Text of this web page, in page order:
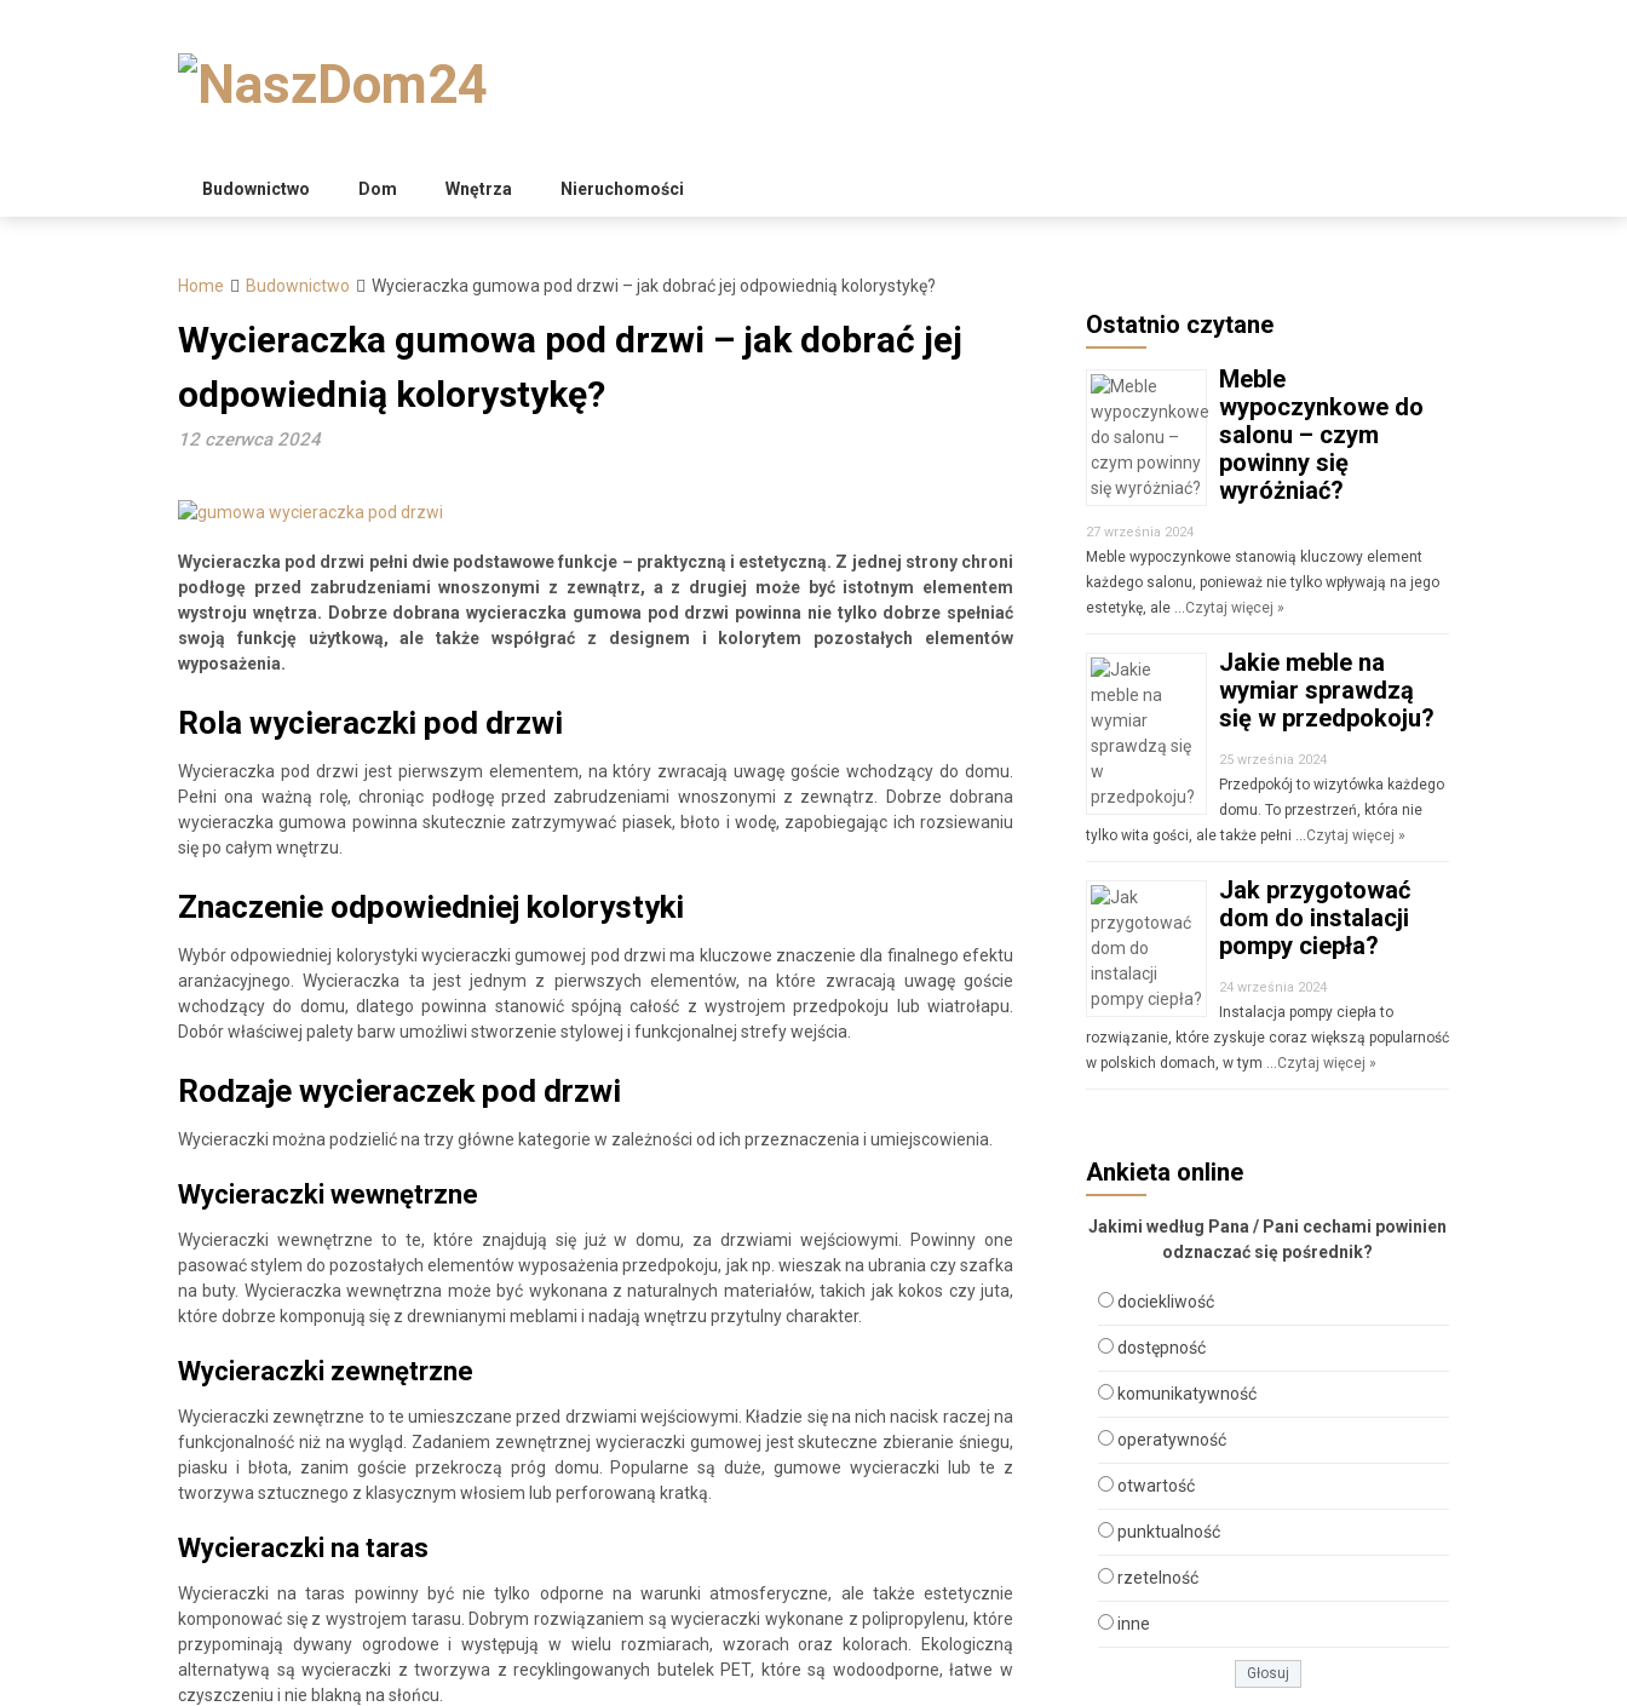
Budownictwo Dom Wnętrza Nieruchomości
Home Budownictwo Wycieraczka gumowa pod drzwi – jak dobrać jej odpowiednią kolorystykę?
Wycieraczka gumowa pod drzwi – jak dobrać jej
odpowiednią kolorystykę?
12 czerwca 2024
Wycieraczka pod drzwi pełni dwie podstawowe funkcje – praktyczną i estetyczną. Z jednej strony chroni
podłogę przed zabrudzeniami wnoszonymi z zewnątrz, a z drugiej może być istotnym elementem
wystroju wnętrza. Dobrze dobrana wycieraczka gumowa pod drzwi powinna nie tylko dobrze spełniać
swoją funkcję użytkową, ale także współgrać z designem i kolorytem pozostałych elementów
wyposażenia.
Rola wycieraczki pod drzwi
Wycieraczka pod drzwi jest pierwszym elementem, na który zwracają uwagę goście wchodzący do domu.
Pełni ona ważną rolę, chroniąc podłogę przed zabrudzeniami wnoszonymi z zewnątrz. Dobrze dobrana
wycieraczka gumowa powinna skutecznie zatrzymywać piasek, błoto i wodę, zapobiegając ich rozsiewaniu
się po całym wnętrzu.
Znaczenie odpowiedniej kolorystyki
Wybór odpowiedniej kolorystyki wycieraczki gumowej pod drzwi ma kluczowe znaczenie dla finalnego efektu
aranżacyjnego. Wycieraczka ta jest jednym z pierwszych elementów, na które zwracają uwagę goście
wchodzący do domu, dlatego powinna stanowić spójną całość z wystrojem przedpokoju lub wiatrołapu.
Dobór właściwej palety barw umożliwi stworzenie stylowej i funkcjonalnej strefy wejścia.
Rodzaje wycieraczek pod drzwi
Wycieraczki można podzielić na trzy główne kategorie w zależności od ich przeznaczenia i umiejscowienia.
Wycieraczki wewnętrzne
Wycieraczki wewnętrzne to te, które znajdują się już w domu, za drzwiami wejściowymi. Powinny one
pasować stylem do pozostałych elementów wyposażenia przedpokoju, jak np. wieszak na ubrania czy szafka
na buty. Wycieraczka wewnętrzna może być wykonana z naturalnych materiałów, takich jak kokos czy juta,
które dobrze komponują się z drewnianymi meblami i nadają wnętrzu przytulny charakter.
Wycieraczki zewnętrzne
Wycieraczki zewnętrzne to te umieszczane przed drzwiami wejściowymi. Kładzie się na nich nacisk raczej na
funkcjonalność niż na wygląd. Zadaniem zewnętrznej wycieraczki gumowej jest skuteczne zbieranie śniegu,
piasku i błota, zanim goście przekroczą próg domu. Popularne są duże, gumowe wycieraczki lub te z
tworzywa sztucznego z klasycznym włosiem lub perforowaną kratką.
Wycieraczki na taras
Wycieraczki na taras powinny być nie tylko odporne na warunki atmosferyczne, ale także estetycznie
komponować się z wystrojem tarasu. Dobrym rozwiązaniem są wycieraczki wykonane z polipropylenu, które
przypominają dywany ogrodowe i występują w wielu rozmiarach, wzorach oraz kolorach. Ekologiczną
alternatywą są wycieraczki z tworzywa z recyklingowanych butelek PET, które są wodoodporne, łatwe w
czyszczeniu i nie blakną na słońcu.
Ostatnio czytane
Meble
wypoczynkowe do
salonu – czym
powinny się
wyróżniać?
27 września 2024
Meble wypoczynkowe stanowią kluczowy element
każdego salonu, ponieważ nie tylko wpływają na jego
estetykę, ale …Czytaj więcej »
Jakie meble na
wymiar sprawdzą
się w przedpokoju?
25 września 2024
Przedpokój to wizytówka każdego
domu. To przestrzeń, która nie
tylko wita gości, ale także pełni …Czytaj więcej »
Jak przygotować
dom do instalacji
pompy ciepła?
24 września 2024
Instalacja pompy ciepła to
rozwiązanie, które zyskuje coraz większą popularność
w polskich domach, w tym …Czytaj więcej »
Ankieta online
Jakimi według Pana / Pani cechami powinien
odznaczać się pośrednik?
dociekliwość
dostępność
komunikatywność
operatywność
otwartość
punktualność
rzetelność
inne